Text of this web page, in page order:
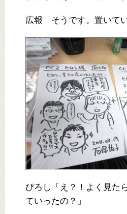
広報「そうです。置いて
ぴろし「え？！よく見た
ていったの？」